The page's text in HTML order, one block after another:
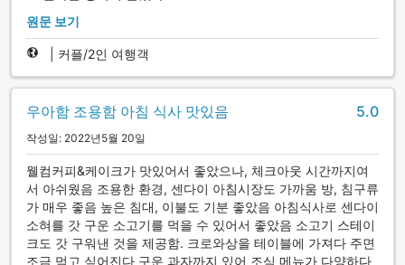
원문 보기
커플/2인 여행객
우아함 조용함 아침 식사 맛있음 5.0
작성일: 2022년5월 20일
웰컴커피&케이크가 맛있어서 좋았으나, 체크아웃 시간까지여
서 아쉬웠음 조용한 환경, 센다이 아침시장도 가까움 방, 침구류
가 매우 좋음 높은 침대, 이불도 기분 좋았음 아침식사로 센다이
소혀를 갓 구운 소고기를 먹을 수 있어서 좋았음 소고기 스테이
크도 갓 구워낸 것을 제공함. 크로와상을 테이블에 가져다 주면
조금 먹고 싶어진다 구운 과자까지 있어 조식 메뉴가 다양하다